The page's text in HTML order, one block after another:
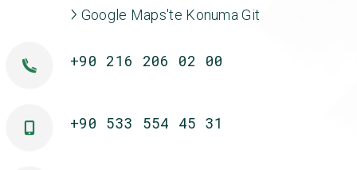
Google Maps'te Konuma Git
+90 216 206 02 00
+90 533 554 45 31